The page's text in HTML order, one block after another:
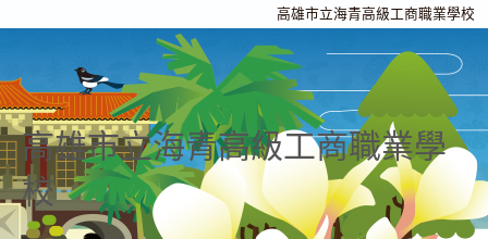
高雄市立海青高級工商職業學校
高雄市立海青高級工商職業學
校